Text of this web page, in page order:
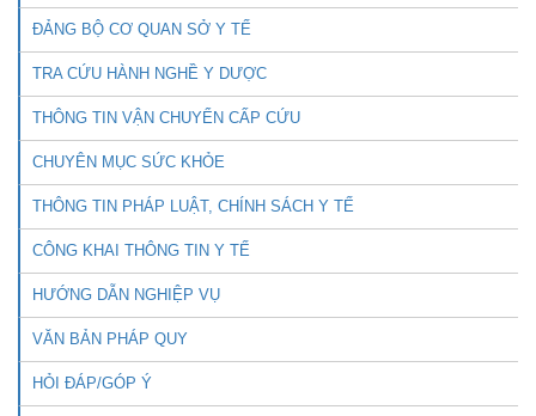
ĐẢNG BỘ CƠ QUAN SỞ Y TẾ
TRA CỨU HÀNH NGHỀ Y DƯỢC
THÔNG TIN VẬN CHUYỂN CẤP CỨU
CHUYÊN MỤC SỨC KHỎE
THÔNG TIN PHÁP LUẬT, CHÍNH SÁCH Y TẾ
CÔNG KHAI THÔNG TIN Y TẾ
HƯỚNG DẪN NGHIỆP VỤ
VĂN BẢN PHÁP QUY
HỎI ĐÁP/GÓP Ý